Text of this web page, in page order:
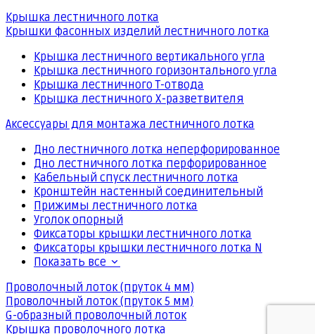
Крышка лестничного лотка
Крышки фасонных изделий лестничного лотка
Крышка лестничного вертикального угла
Крышка лестничного горизонтального угла
Крышка лестничного Т-отвода
Крышка лестничного Х-разветвителя
Аксессуары для монтажа лестничного лотка
Дно лестничного лотка неперфорированное
Дно лестничного лотка перфорированное
Кабельный спуск лестничного лотка
Кронштейн настенный соединительный
Прижимы лестничного лотка
Уголок опорный
Фиксаторы крышки лестничного лотка
Фиксаторы крышки лестничного лотка N
Показать все
Проволочный лоток (пруток 4 мм)
Проволочный лоток (пруток 5 мм)
G-образный проволочный лоток
Крышка проволочного лотка